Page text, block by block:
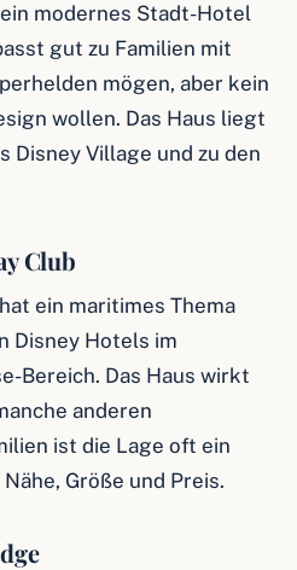
modernes Stadt-Hotel
gut zu Familien mit
mögen, aber kein
wollen. Das Haus liegt
Disney Village und zu den
Club
ein maritimes Thema
Disney Hotels im
Bereich. Das Haus wirkt
anderen
ist die Lage oft ein
Größe und Preis.